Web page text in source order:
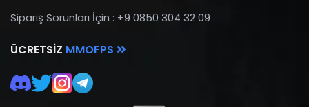
Sipariş Sorunları İçin : +9 0850 304 32 09
ÜCRETSIZ MMOFPS